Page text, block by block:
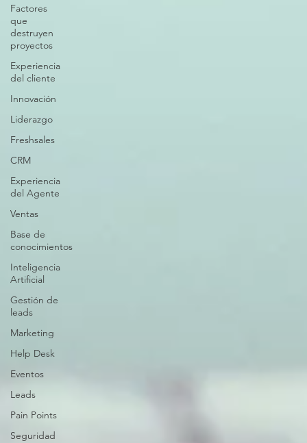
Factores
que
destruyen
proyectos
Experiencia
del cliente
Innovación
Liderazgo
Freshsales
CRM
Experiencia
del Agente
Ventas
Base de
conocimientos
Inteligencia
Artificial
Gestión de
leads
Marketing
Help Desk
Eventos
Leads
Pain Points
Seguridad